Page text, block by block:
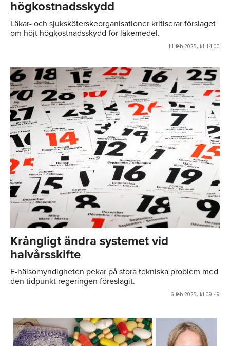
högkostnadsskydd
Läkar- och sjuksköterskeorganisationer kritiserar förslaget
om höjt högkostnadsskydd för läkemedel.
11 feb 2025, kl 14:00
Krångligt ändra systemet vid
halvårsskifte
E-hälsomyndigheten pekar på stora tekniska problem med
den tidpunkt regeringen föreslagit.
6 feb 2025, kl 09:49